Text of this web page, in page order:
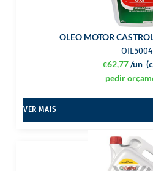
OLEO MOTOR
OIL5004
€62,77 /un
pedir
VER MAIS